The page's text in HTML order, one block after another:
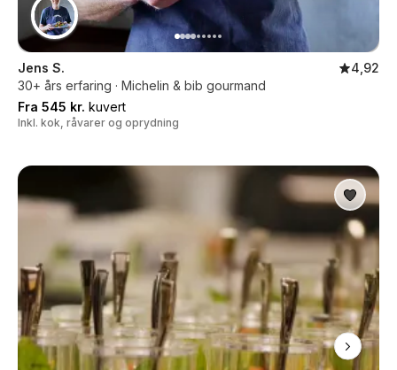
Jens S.
4,92
30+ års erfaring · Michelin & bib gourmand
Fra 545 kr. kuvert
Inkl. kok, råvarer og oprydning